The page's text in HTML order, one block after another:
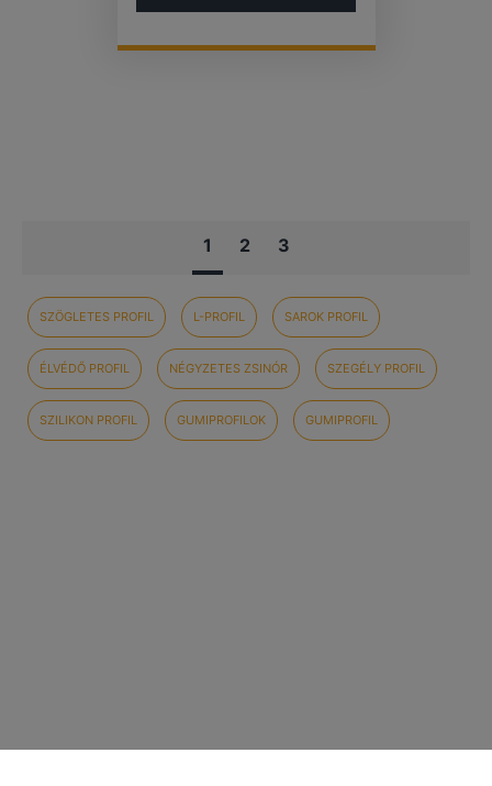
1 2 3
SZÖGLETES PROFIL L-PROFIL SAROK PROFIL
ÉLVÉDŐ PROFIL NÉGYZETES ZSINÓR SZEGÉLY PROFIL
SZILIKON PROFIL GUMIPROFILOK GUMIPROFIL